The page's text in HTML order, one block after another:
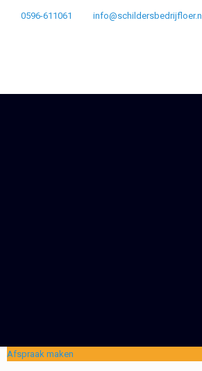
0596-611061 info@schildersbedrijfloer.nl
Afspraak maken